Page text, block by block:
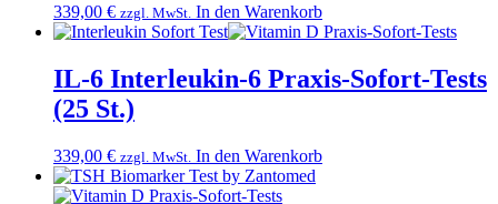
339,00 € zzgl. MwSt. In den Warenkorb
IL-6 Interleukin-6 Praxis-Sofort-Tests
(25 St.)
339,00 € zzgl. MwSt. In den Warenkorb